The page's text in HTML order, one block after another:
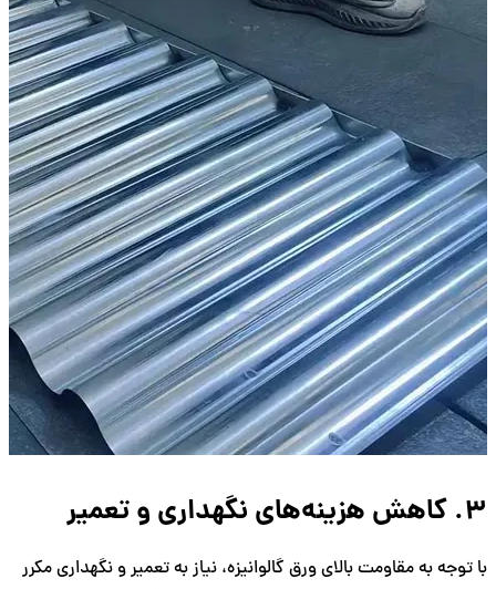
3. کاهش هزینه‌های نگهداری و تعمیر
با توجه به مقاومت بالای ورق گالوانیزه، نیاز به تعمیر و نگهداری مکرر